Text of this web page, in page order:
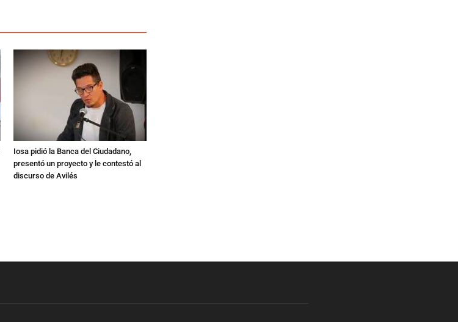
Iosa pidió la Banca del Ciudadano,
presentó un proyecto y le contestó al
discurso de Avilés